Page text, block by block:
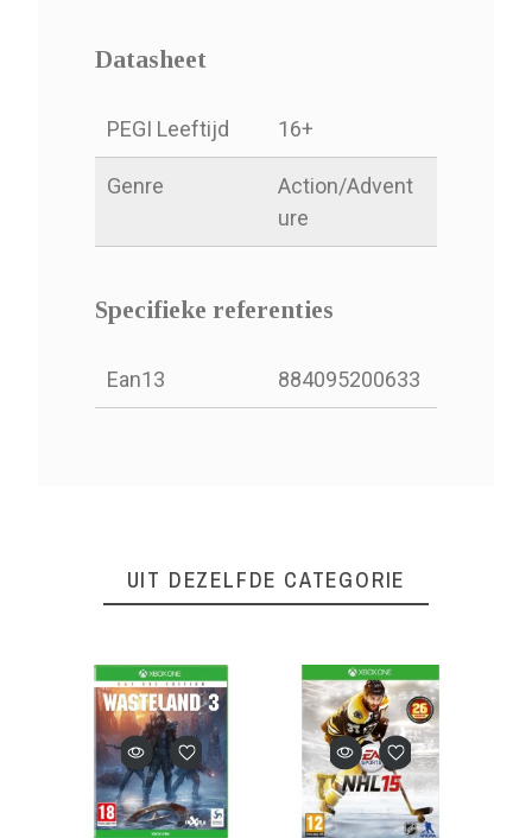
Datasheet
PEGI Leeftijd 16+
Genre
Action/Advent
ure
Specifieke referenties
Ean13 884095200633
UIT DEZELFDE CATEGORIE